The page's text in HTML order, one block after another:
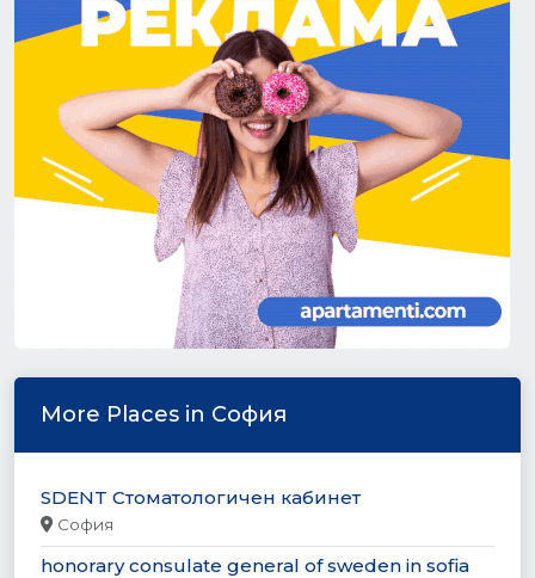
More Places in София
SDENT Стоматологичен кабинет
София
honorary consulate general of sweden in sofia